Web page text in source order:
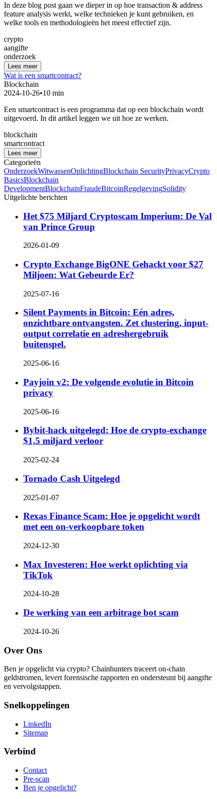
In deze blog post gaan we dieper in op hoe transaction & address
feature analysis werkt, welke technieken je kunt gebruiken, en
welke tools en methodologieën het meest effectief zijn.
crypto
aangifte
onderzoek
Lees meer
Wat is een smartcontract?
Blockchain
2024-10-26•10 min
Een smartcontract is een programma dat op een blockchain wordt
uitgevoerd. In dit artikel leggen we uit hoe ze werken.
blockchain
smartcontract
Lees meer
Categorieën
OnderzoekWitwassenOplichtingBlockchain SecurityPrivacyCrypto
BasicsBlockchain
DevelopmentBlockchainFraudeBitcoinRegelgevingSolidity
Uitgelichte berichten
Het $75 Miljard Cryptoscam Imperium: De Val
van Prince Group
2026-01-09
Crypto Exchange BigONE Gehackt voor $27
Miljoen: Wat Gebeurde Er?
2025-07-16
Silent Payments in Bitcoin: Eén adres,
onzichtbare ontvangsten. Zet clustering, input-
output correlatie en adreshergebruik
buitenspel.
2025-06-16
Payjoin v2: De volgende evolutie in Bitcoin
privacy
2025-06-16
Bybit-hack uitgelegd: Hoe de crypto-exchange
$1,5 miljard verloor
2025-02-24
Tornado Cash Uitgelegd
2025-01-07
Rexas Finance Scam: Hoe je opgelicht wordt
met een on-verkoopbare token
2024-12-30
Max Investeren: Hoe werkt oplichting via
TikTok
2024-10-28
De werking van een arbitrage bot scam
2024-10-26
Over Ons
Ben je opgelicht via crypto? Chainhunters traceert on-chain
geldstromen, levert forensische rapporten en ondersteunt bij aangifte
en vervolgstappen.
Snelkoppelingen
LinkedIn
Sitemap
Verbind
Contact
Pre-scan
Ben je opgelicht?